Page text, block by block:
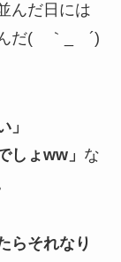
んだ日には
だ( ｀_ゝ´)
」
しょww」 な
らそれなり